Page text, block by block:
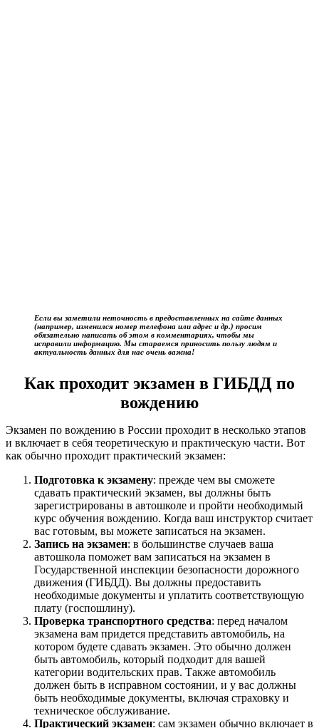
Если вы заметили неточность в предоставленных на сайте данных
(например, изменился номер телефона или адрес и др.) просим
обязательно написать об этом в комментариях, чтобы мы
исправили информацию. Мы стараемся приносить пользу людям и
актуальность данных для нас очень важна!
Как проходит экзамен в ГИБДД по
вождению
Экзамен по вождению в России проходит в несколько этапов
и включает в себя теоретическую и практическую части. Вот
как обычно проходит практический экзамен:
Подготовка к экзамену: прежде чем вы сможете
сдавать практический экзамен, вы должны быть
зарегистрированы в автошколе и пройти необходимый
курс обучения вождению. Когда ваш инструктор считает
вас готовым, вы можете записаться на экзамен.
Запись на экзамен: в большинстве случаев ваша
автошкола поможет вам записаться на экзамен в
Государственной инспекции безопасности дорожного
движения (ГИБДД). Вы должны предоставить
необходимые документы и уплатить соответствующую
плату (госпошлину).
Проверка транспортного средства: перед началом
экзамена вам придется представить автомобиль, на
котором будете сдавать экзамен. Это обычно должен
быть автомобиль, который подходит для вашей
категории водительских прав. Также автомобиль
должен быть в исправном состоянии, и у вас должны
быть необходимые документы, включая страховку и
техническое обслуживание.
Практический экзамен: сам экзамен обычно включает в